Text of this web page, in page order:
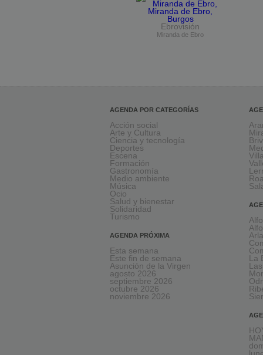
Ebrovisión
Miranda de Ebro
AGENDA POR CATEGORÍAS
Acción social
Arte y Cultura
Ciencia y tecnología
Deportes
Escena
Formación
Gastronomía
Medio ambiente
Música
Ocio
Salud y bienestar
Solidaridad
Turismo
AGENDA PRÓXIMA
Esta semana
Este fin de semana
Asunción de la Virgen
agosto 2026
septiembre 2026
octubre 2026
noviembre 2026
La